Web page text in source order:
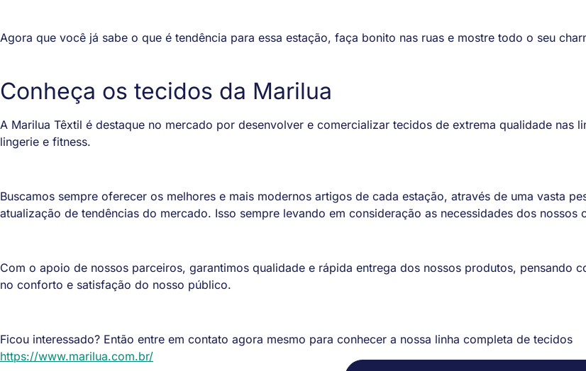
Agora que você já sabe o que é tendência para essa estação, faça bonito nas ruas e mostre todo o seu
Conheça os tecidos da Marilua
A Marilua Têxtil é destaque no mercado por desenvolver e comercializar tecidos de extrema qualidade nas
lingerie e fitness.
Buscamos sempre oferecer os melhores e mais modernos artigos de cada estação, através de uma vasta
atualização de tendências do mercado. Isso sempre levando em consideração as necessidades dos nossos
Com o apoio de nossos parceiros, garantimos qualidade e rápida entrega dos nossos produtos, pensando
no conforto e satisfação do nosso público.
Ficou interessado? Então entre em contato agora mesmo para conhecer a nossa linha completa de tecidos
https://www.marilua.com.br/